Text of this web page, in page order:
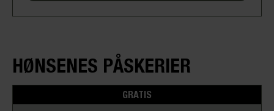
HØNSENES PÅSKERIER
GRATIS